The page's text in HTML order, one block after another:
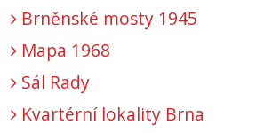
Brněnské mosty 1945
Mapa 1968
Sál Rady
Kvartérní lokality Brna